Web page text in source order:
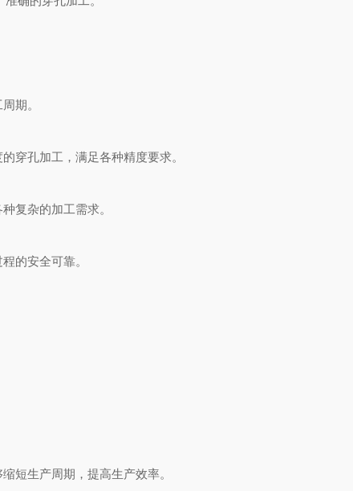
期。
孔加工，满足各种精度要求。
复杂的加工需求。
的安全可靠。
生产周期，提高生产效率。